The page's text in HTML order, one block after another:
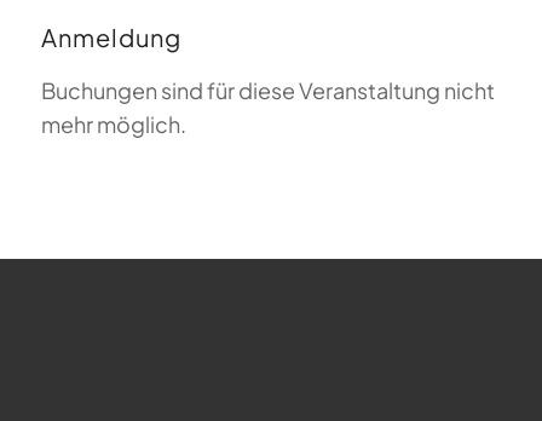
Anmeldung
Buchungen sind für diese Veranstaltung nicht
mehr möglich.